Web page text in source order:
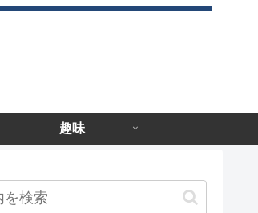
趣味